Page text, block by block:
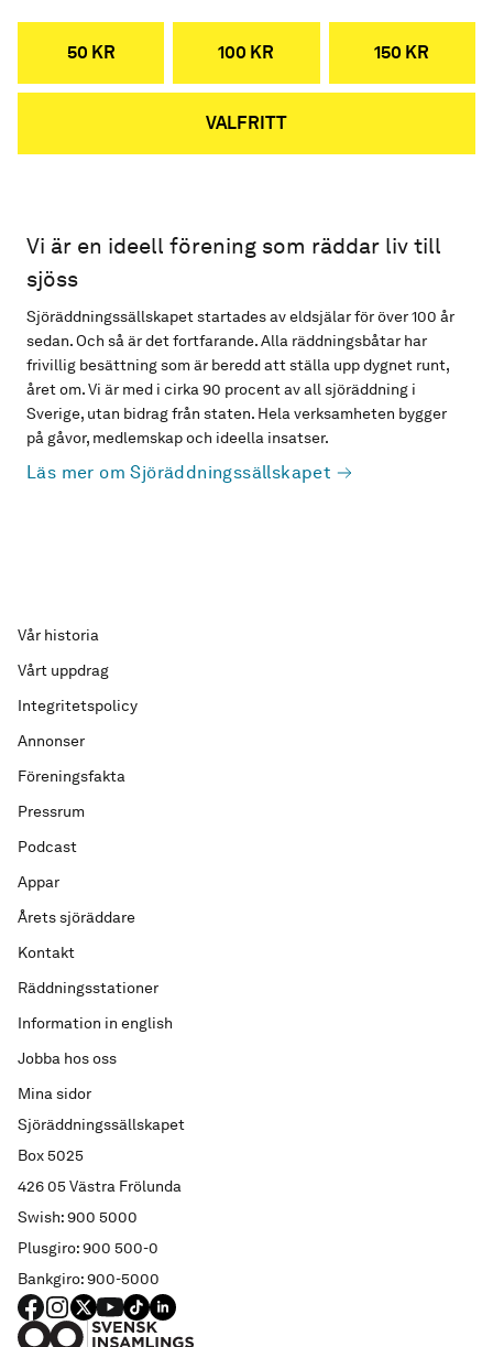
50 KR 100 KR 150 KR
VALFRITT
Vi är en ideell förening som räddar liv till
sjöss
Sjöräddningssällskapet startades av eldsjälar för över 100 år
sedan. Och så är det fortfarande. Alla räddningsbåtar har
frivillig besättning som är beredd att ställa upp dygnet runt,
året om. Vi är med i cirka 90 procent av all sjöräddning i
Sverige, utan bidrag från staten. Hela verksamheten bygger
på gåvor, medlemskap och ideella insatser.
Läs mer om Sjöräddningssällskapet
Sjöräddningssällskapet
Box 5025
426 05 Västra Frölunda
Swish: 900 5000
Plusgiro: 900 500-0
Bankgiro: 900-5000
Vår historia
Vårt uppdrag
Integritetspolicy
Annonser
Föreningsfakta
Pressrum
Podcast
Appar
Årets sjöräddare
Kontakt
Räddningsstationer
Information in english
Jobba hos oss
Mina sidor
FACEBOOK
Instagram
X YouTube
TIKTOKLINKED IN